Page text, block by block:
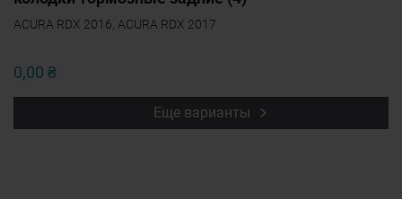
ACURA RDX 2016, ACURA RDX 2017
0,00 ₴
Еще варианты